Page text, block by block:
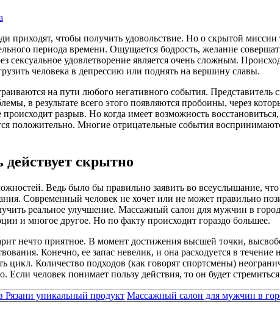
чтобы получить удовольствие. Но о скрытой миссии
периода времени. Ощущается бодрость, желание
сексуальное удовлетворение является очень сложным.
человека в депрессию или поднять на вершину славы.
на пути любого негативного события. Представитель
в результате всего этого появляются пробоины, через
разрыв. Но когда имеет возможность
положительно. Многие отрицательные события
скрытно
Ведь было бы правильно заявить во всеуслышание, что
Современный человек не хочет или не может правильно
реальное улучшение. Массажный салон для мужчин в
и многое другое. Но по факту происходит гораздо большее.
нечто приятное. В момент достижения высшей точки,
Конечно, ее запас невелик, и она расходуется в
Количество подходов (как говорят спортсмены)
человек понимает пользу действия, то он будет
уникальный продукт Массажный салон для мужчин в